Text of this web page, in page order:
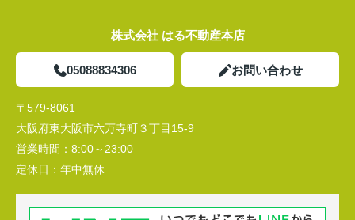
株式会社 はる不動産本店
05088834306 お問い合わせ
〒579-8061
大阪府東大阪市六万寺町３丁目15-9
営業時間： 8:00～23:00
定休日： 年中無休